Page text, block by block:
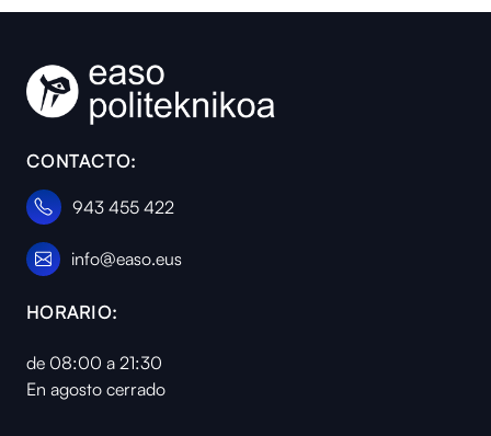
CONTACTO:
943 455 422
info@easo.eus
HORARIO:
de 08:00 a 21:30
En agosto cerrado